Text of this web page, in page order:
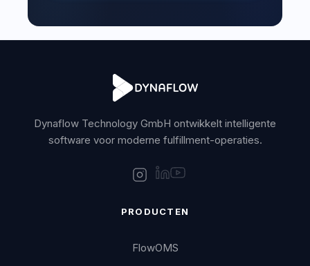
Dynaflow Technology GmbH ontwikkelt intelligente
software voor moderne fulfillment-operaties.
PRODUCTEN
FlowOMS